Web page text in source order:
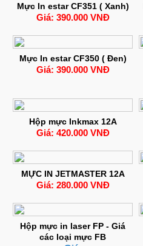
Mực In estar CF351 ( Xanh)
Giá: 390.000 VNĐ
Mực In estar CF350 ( Đen)
Giá: 390.000 VNĐ
Hộp mực Inkmax 12A
Giá: 420.000 VNĐ
MỰC IN JETMASTER 12A
Giá: 280.000 VNĐ
Hộp mực in laser FP - Giá
các loại mực FB